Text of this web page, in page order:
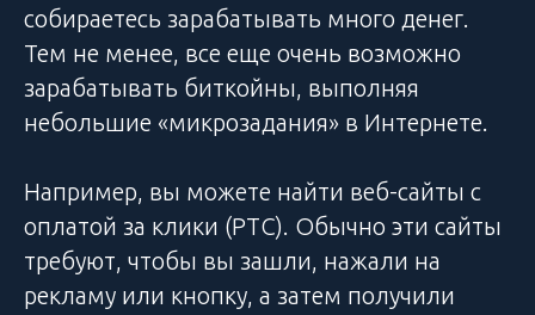
собираетесь зарабатывать много денег.
Тем не менее, все еще очень возможно
зарабатывать биткойны, выполняя
небольшие «микрозадания» в Интернете.
Например, вы можете найти веб-сайты с
оплатой за клики (PTC). Обычно эти сайты
требуют, чтобы вы зашли, нажали на
рекламу или кнопку, а затем получили